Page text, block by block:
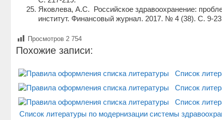
Яковлева, А.С. Российское здравоохранение:
институт. Финансовый журнал. 2017. № 4 (38). С. 9-
Просмотров 2 754
Похожие записи:
Список
Список
Список
Список литературы по модернизации системы